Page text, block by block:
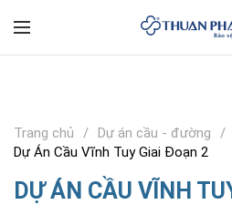
Trang chủ Dự án cầu - đường
Dự Án Cầu Vĩnh Tuy Giai Đoạn 2
DỰ ÁN CẦU VĨNH